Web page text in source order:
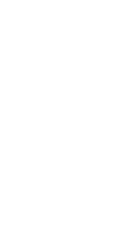
står klar til at hjælpe dig
Hvis du giver os
så kan vi
dit projekt.